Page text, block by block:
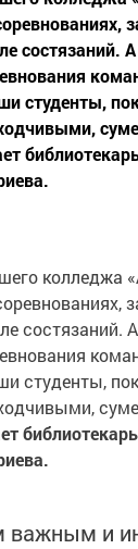
состязаний.
студенты,
колледжа
состязаний.
студенты,
важным и